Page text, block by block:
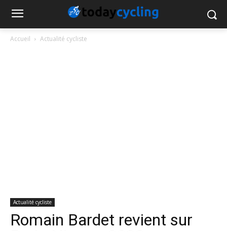
Accueil Actualité cycliste
Actualité cycliste
Romain Bardet revient sur